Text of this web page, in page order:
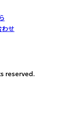
わせ
reserved.